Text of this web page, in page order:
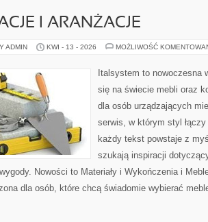
I ARANŻACJE
ADMIN KWI - 13 - 2026 MOŻLIWOŚĆ
Italsystem to nowoczesna
się na świecie mebli oraz
dla osób urządzających
serwis, w którym styl
każdy tekst powstaje z
szukają inspiracji
Nowości to Materiały i Wykończenia i
dla osób, które chcą świadomie wybierać